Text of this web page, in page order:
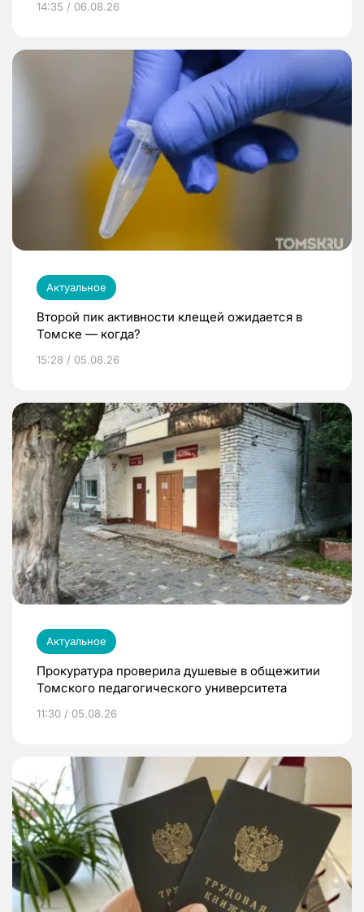
14:35 / 06.08.26
Актуальное
Второй пик активности клещей ожидается в
Томске — когда?
15:28 / 05.08.26
Актуальное
Прокуратура проверила душевые в общежитии
Томского педагогического университета
11:30 / 05.08.26